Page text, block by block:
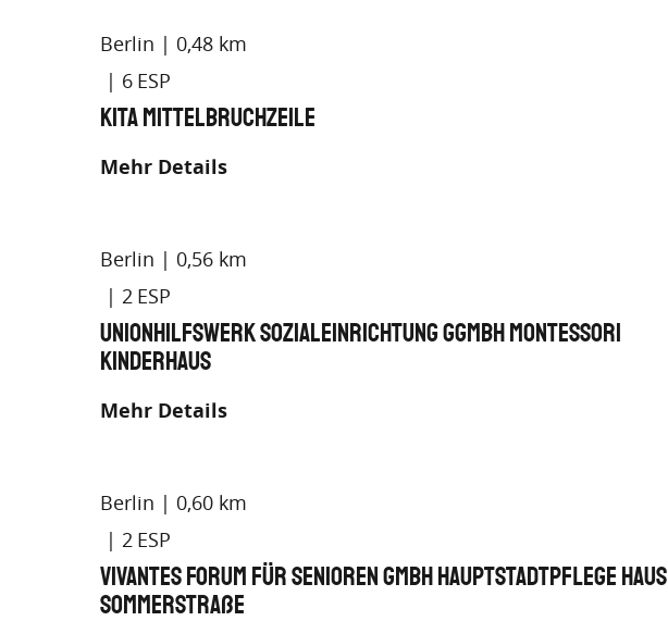
Berlin
0,48 km
6
Kita Mittelbruchzeile
Mehr Details
Berlin
0,56 km
2
Unionhilfswerk Sozialeinrichtung gGmbH Montessori
Kinderhaus
Mehr Details
Berlin
0,60 km
2
Vivantes Forum für Senioren GmbH Hauptstadtpflege Haus
Sommerstraße